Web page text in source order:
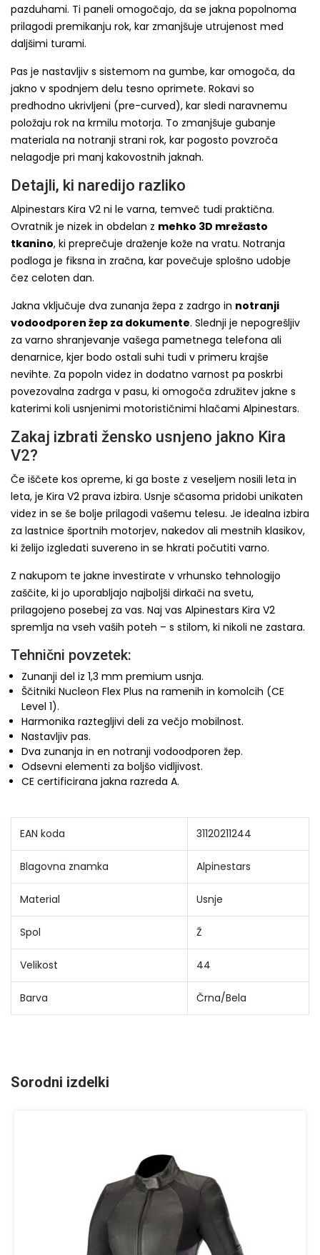
pazduhami. Ti paneli omogočajo, da se jakna popolnoma
prilagodi premikanju rok, kar zmanjšuje utrujenost med
daljšimi turami.
Pas je nastavljiv s sistemom na gumbe, kar omogoča, da
jakno v spodnjem delu tesno oprimete. Rokavi so
predhodno ukrivljeni (pre-curved), kar sledi naravnemu
položaju rok na krmilu motorja. To zmanjšuje gubanje
materiala na notranji strani rok, kar pogosto povzroča
nelagodje pri manj kakovostnih jaknah.
Detajli, ki naredijo razliko
Alpinestars Kira V2 ni le varna, temveč tudi praktična.
Ovratnik je nizek in obdelan z mehko 3D mrežasto
tkanino, ki preprečuje draženje kože na vratu. Notranja
podloga je fiksna in zračna, kar povečuje splošno udobje
čez celoten dan.
Jakna vključuje dva zunanja žepa z zadrgo in notranji
vodoodporen žep za dokumente. Slednji je nepogrešljiv
za varno shranjevanje vašega pametnega telefona ali
denarnice, kjer bodo ostali suhi tudi v primeru krajše
nevihte. Za popoln videz in dodatno varnost pa poskrbi
povezovalna zadrga v pasu, ki omogoča združitev jakne s
katerimi koli usnjenimi motorističnimi hlačami Alpinestars.
Zakaj izbrati žensko usnjeno jakno Kira
V2?
Če iščete kos opreme, ki ga boste z veseljem nosili leta in
leta, je Kira V2 prava izbira. Usnje sčasoma pridobi unikaten
videz in se še bolje prilagodi vašemu telesu. Je idealna izbira
za lastnice športnih motorjev, nakedov ali mestnih klasikov,
ki želijo izgledati suvereno in se hkrati počutiti varno.
Z nakupom te jakne investirate v vrhunsko tehnologijo
zaščite, ki jo uporabljajo najboljši dirkači na svetu,
prilagojeno posebej za vas. Naj vas Alpinestars Kira V2
spremlja na vseh vaših poteh – s stilom, ki nikoli ne zastara.
Tehnični povzetek:
Zunanji del iz 1,3 mm premium usnja.
Ščitniki Nucleon Flex Plus na ramenih in komolcih (CE
Level 1).
Harmonika raztegljivi deli za večjo mobilnost.
Nastavljiv pas.
Dva zunanja in en notranji vodoodporen žep.
Odsevni elementi za boljšo vidljivost.
CE certificirana jakna razreda A.
EAN koda 31120211244
Blagovna znamka Alpinestars
Material Usnje
Spol Ž
Velikost 44
Barva Črna/Bela
Sorodni izdelki